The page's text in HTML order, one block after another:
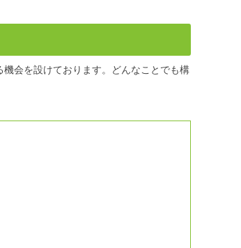
会を設けております。どんなことでも構